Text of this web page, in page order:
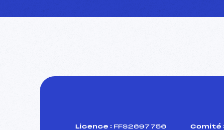
Licence : FFS2697756 Comité :